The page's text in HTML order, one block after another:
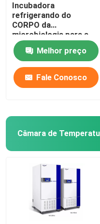
Incubadora
refrigerando do
CORPO da
microbiologia para a
cultura bacteriana
110V 220VMelhor preço
Fale Conosco
Câmara de